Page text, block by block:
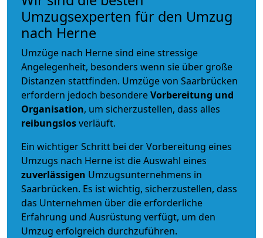
Umzugsexperten für den Umzug
nach Herne
Umzüge nach Herne sind eine stressige
Angelegenheit, besonders wenn sie über große
Distanzen stattfinden. Umzüge von Saarbrücken
erfordern jedoch besondereVorbereitung und
Organisation, um sicherzustellen, dass alles
reibungslosverläuft.
Ein wichtiger Schritt bei der Vorbereitung eines
Umzugs nach Herne ist die Auswahl eines
zuverlässigen Umzugsunternehmens in
Saarbrücken. Es ist wichtig, sicherzustellen, dass
das Unternehmen über die erforderliche
Erfahrung und Ausrüstung verfügt, um den
Umzug erfolgreich durchzuführen.